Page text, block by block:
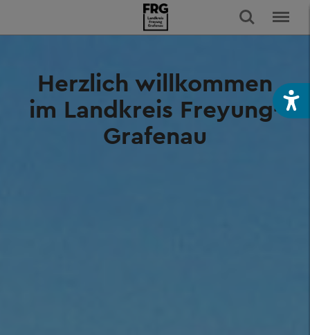
Herzlich willkommen
im Landkreis Freyung-
Grafenau